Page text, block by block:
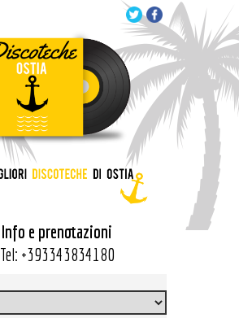
Info e prenotazioni
Tel: +393343834180